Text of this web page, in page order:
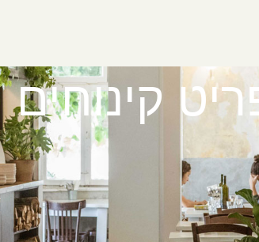
קינוחים